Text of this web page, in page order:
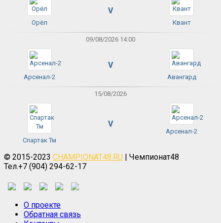
Орёл
V
Квант
09/08/2026 14:00
Арсенал-2
V
Авангард
15/08/2026
Спартак Тм
V
Арсенал-2
© 2015-2023 CHAMPIONAT48.RU | Чемпионат48
Тел.+7 (904) 294-62-17
О проекте
Обратная связь